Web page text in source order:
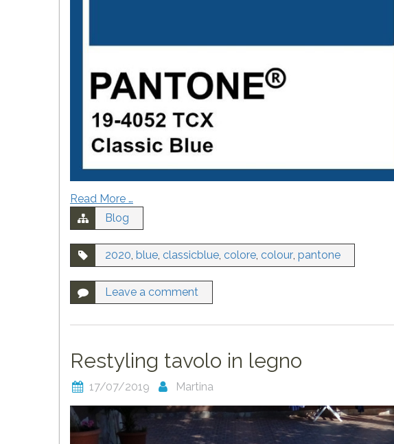
Read More …
Blog
2020, blue, classicblue, colore, colour, pantone
Leave a comment
Restyling tavolo in legno
17/07/2019 Martina